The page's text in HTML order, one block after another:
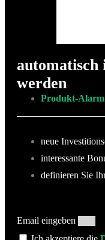
werden
Produkt-Alarm
neue
interessante
definieren Sie
Email eingeben